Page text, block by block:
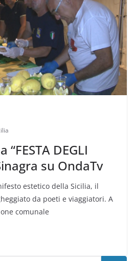
DEGLI
su OndaTv
estetico della Sicilia, il
da poeti e viaggiatori. A
comunale